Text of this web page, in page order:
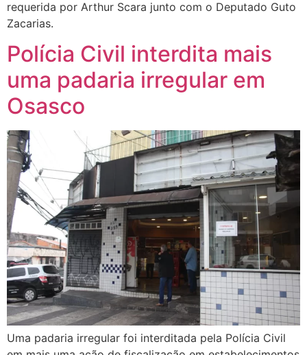
requerida por Arthur Scara junto com o Deputado Guto
Zacarias.
Polícia Civil interdita mais
uma padaria irregular em
Osasco
Uma padaria irregular foi interditada pela Polícia Civil